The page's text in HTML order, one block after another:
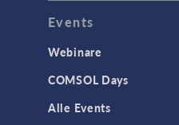
COMSOL 5.5 Update 1
COMSOL 5.5
Events
Webinare
COMSOL Days
Alle Events